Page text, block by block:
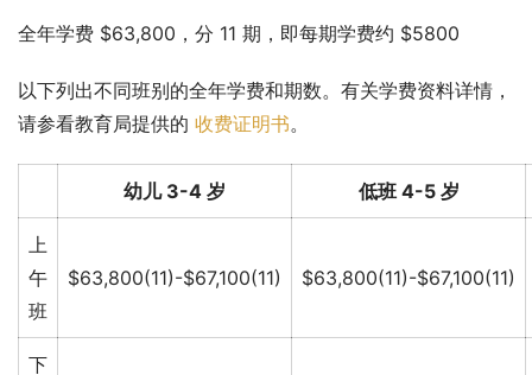
全年学费 $63,800，分 11 期，即每期学费约 $5800
以下列出不同班别的全年学费和期数。有关学费资料详情，
请参看教育局提供的 收费证明书。
幼儿 3-4 岁 低班 4-5 岁
上
午
班
$63,800(11)-$67,100(11) $63,800(11)-$67,100(11)
下